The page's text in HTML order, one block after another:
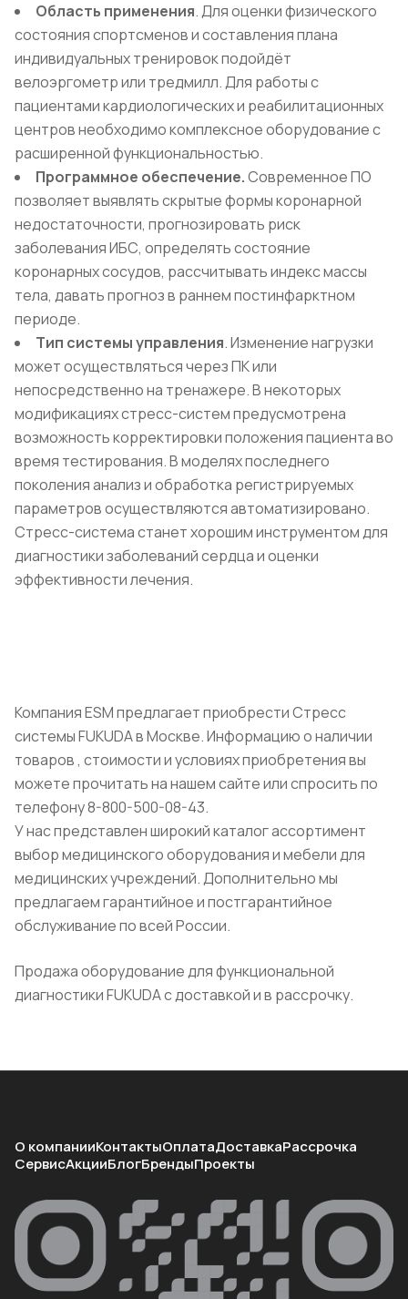
Область применения. Для оценки физического
состояния спортсменов и составления плана
индивидуальных тренировок подойдёт
велоэргометр или тредмилл. Для работы с
пациентами кардиологических и реабилитационных
центров необходимо комплексное оборудование с
расширенной функциональностью.
Программное обеспечение.Современное ПО
позволяет выявлять скрытые формы коронарной
недостаточности, прогнозировать риск
заболевания ИБС, определять состояние
коронарных сосудов, рассчитывать индекс массы
тела, давать прогноз в раннем постинфарктном
периоде.
Тип системы управления. Изменение нагрузки
может осуществляться через ПК или
непосредственно на тренажере. В некоторых
модификациях стресс-систем предусмотрена
возможность корректировки положения пациента во
время тестирования. В моделях последнего
поколения анализ и обработка регистрируемых
параметров осуществляются автоматизировано.
Стресс-система станет хорошим инструментом для
диагностики заболеваний сердца и оценки
эффективности лечения.
Компания ESM предлагает приобрести Стресс
системы FUKUDA в Москве. Информацию о наличии
товаров , стоимости и условиях приобретения вы
можете прочитать на нашем сайте или спросить по
телефону 8-800-500-08-43.
У нас представлен широкий каталог ассортимент
выбор медицинского оборудования и мебели для
медицинских учреждений. Дополнительно мы
предлагаем гарантийное и постгарантийное
обслуживание по всей России.
Продажа оборудование для функциональной
диагностики FUKUDA с доставкой и в рассрочку.
О компанииКонтактыОплатаДоставкаРассрочка
СервисАкцииБлогБрендыПроекты